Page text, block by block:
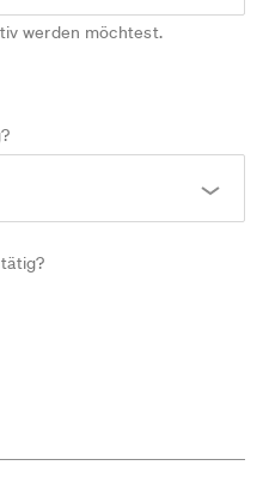
werden möchtest.